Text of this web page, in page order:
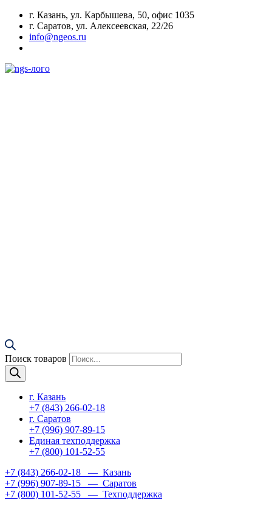
г. Казань, ул. Карбышева, 50, офис 1035
г. Саратов, ул. Алексеевская, 22/26
info@ngeos.ru
Поиск товаров
г. Казань
+7 (843) 266-02-18
г. Саратов
+7 (996) 907-89-15
Единая техподдержка
+7 (800) 101-52-55
+7 (843) 266-02-18 — Казань
+7 (996) 907-89-15 — Саратов
+7 (800) 101-52-55 — Техподдержка